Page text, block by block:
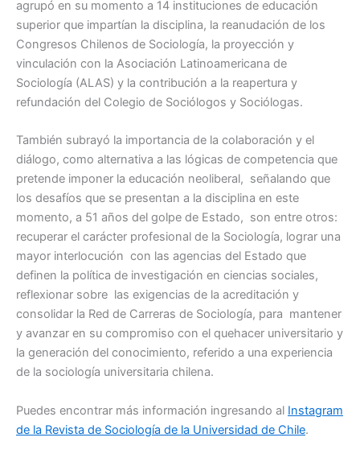
agrupó en su momento a 14 instituciones de educación
superior que impartían la disciplina, la reanudación de los
Congresos Chilenos de Sociología, la proyección y
vinculación con la Asociación Latinoamericana de
Sociología (ALAS) y la contribución a la reapertura y
refundación del Colegio de Sociólogos y Sociólogas.
También subrayó la importancia de la colaboración y el
diálogo, como alternativa a las lógicas de competencia que
pretende imponer la educación neoliberal, señalando que
los desafíos que se presentan a la disciplina en este
momento, a 51 años del golpe de Estado, son entre otros:
recuperar el carácter profesional de la Sociología, lograr una
mayor interlocución con las agencias del Estado que
definen la política de investigación en ciencias sociales,
reflexionar sobre las exigencias de la acreditación y
consolidar la Red de Carreras de Sociología, para mantener
y avanzar en su compromiso con el quehacer universitario y
la generación del conocimiento, referido a una experiencia
de la sociología universitaria chilena.
Puedes encontrar más información ingresando al Instagram
de la Revista de Sociología de la Universidad de Chile.